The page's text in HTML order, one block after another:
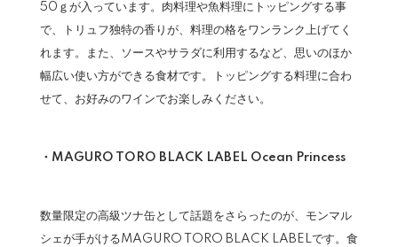
50ｇが入っています。肉料理や魚料理にトッピングする事
で、トリュフ独特の香りが、料理の格をワンランク上げてく
れます。また、ソースやサラダに利用するなど、思いのほか
幅広い使い方ができる食材です。トッピングする料理に合わ
せて、お好みのワインでお楽しみください。
・MAGURO TORO BLACK LABEL Ocean Princess
数量限定の高級ツナ缶として話題をさらったのが、モンマル
シェが手がけるMAGURO TORO BLACK LABELです。食